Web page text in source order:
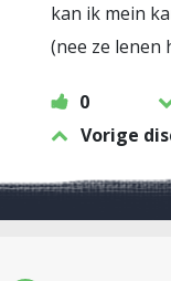
kan ik mein
(nee ze lenen
0
Vorige